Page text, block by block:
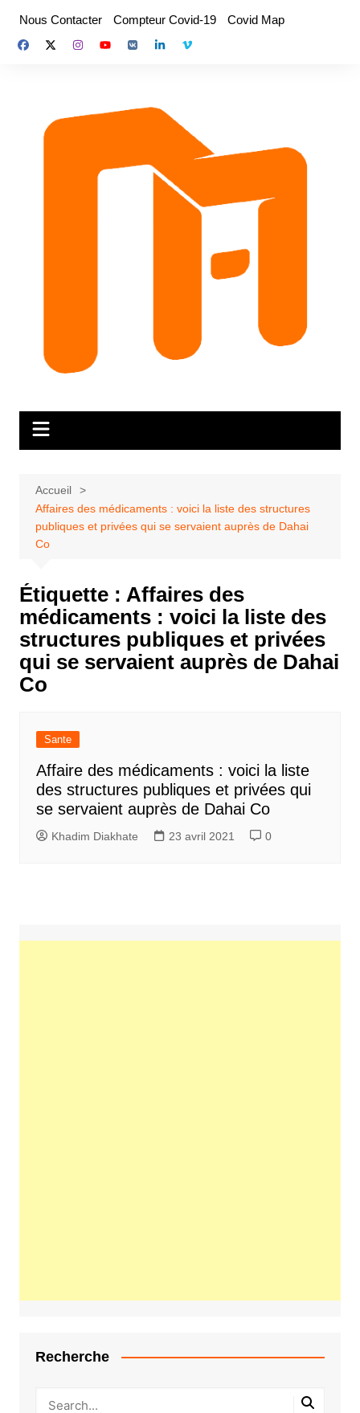
contenu
Nous Contacter Compteur Covid-19 Covid Map
Accueil
Affaires des médicaments : voici la liste des structures
publiques et privées qui se servaient auprès de Dahai
Co
Étiquette : Affaires des
médicaments : voici la liste des
structures publiques et privées
qui se servaient auprès de Dahai
Co
Sante
Affaire des médicaments : voici la liste
des structures publiques et privées qui
se servaient auprès de Dahai Co
Khadim Diakhate 23 avril 2021 0
Recherche